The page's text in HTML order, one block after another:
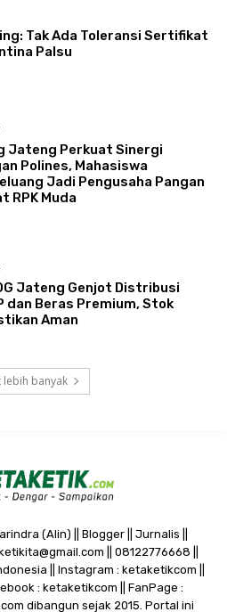
Tak Ada Toleransi Sertifikat
Palsu
Jateng Perkuat Sinergi
Polines, Mahasiswa
Jadi Pengusaha Pangan
RPK Muda
Jateng Genjot Distribusi
dan Beras Premium, Stok
Aman
lebih banyak
(Alin) || Blogger || Jurnalis ||
|| 08122776668 ||
|| Instagram : ketaketikcom ||
: ketaketikcom || FanPage :
dibangun sejak 2015. Portal ini